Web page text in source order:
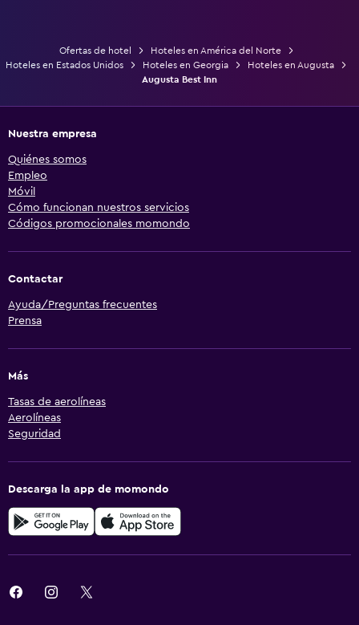
Ofertas de hotel
Hoteles en América del Norte
Hoteles en Estados Unidos
Hoteles en Georgia
Hoteles en Augusta
Augusta Best Inn
Nuestra empresa
Quiénes somos
Empleo
Móvil
Cómo funcionan nuestros servicios
Códigos promocionales momondo
Contactar
Ayuda/Preguntas frecuentes
Prensa
Más
Tasas de aerolíneas
Aerolíneas
Seguridad
Descarga la app de momondo